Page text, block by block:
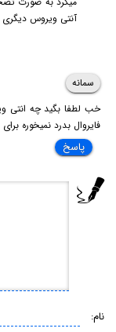
آنتی ویروس
سمانه
خب لطفا بگید چه انتی
فایروال بدرد نمیخوره
پاسخ
نام: